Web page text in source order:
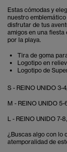
Estas cómodas y
nuestro
disfrutar de tus
amigos en una fiesta
por la playa.
Tira de goma
Logotipo en
Logotipo de
S - REINO UNIDO 3-
M - REINO UNIDO 5-
L - REINO UNIDO 7-
¿Buscas algo con lo
atemporalidad de